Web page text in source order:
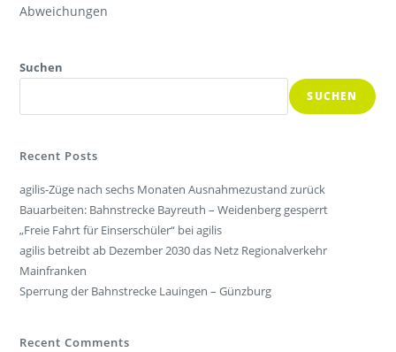
Abweichungen
Suchen
SUCHEN
Recent Posts
agilis-Züge nach sechs Monaten Ausnahmezustand zurück
Bauarbeiten: Bahnstrecke Bayreuth – Weidenberg gesperrt
„Freie Fahrt für Einserschüler“ bei agilis
agilis betreibt ab Dezember 2030 das Netz Regionalverkehr
Mainfranken
Sperrung der Bahnstrecke Lauingen – Günzburg
Recent Comments